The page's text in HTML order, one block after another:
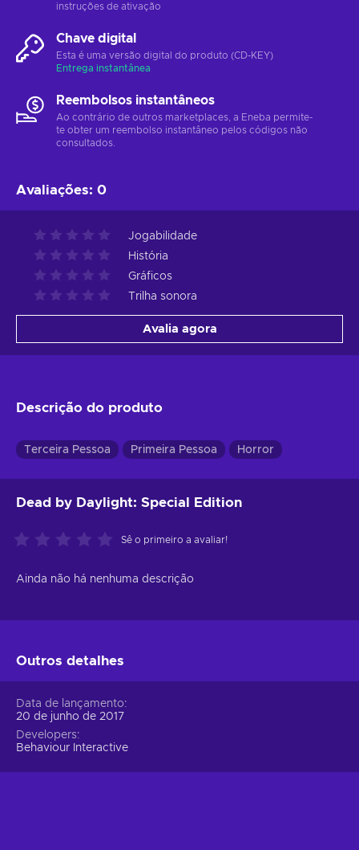
instruções de ativação
Chave digital
Esta é uma versão digital do produto (CD-KEY)
Entrega instantânea
Reembolsos instantâneos
Ao contrário de outros marketplaces, a Eneba permite-
te obter um reembolso instantâneo pelos códigos não
consultados.
Avaliações: 0
Jogabilidade
História
Gráficos
Trilha sonora
Avalia agora
Descrição do produto
Terceira Pessoa Primeira Pessoa Horror
Dead by Daylight: Special Edition
Sê o primeiro a avaliar!
Ainda não há nenhuma descrição
Outros detalhes
Data de lançamento
20 de junho de 2017
Developers
Behaviour Interactive